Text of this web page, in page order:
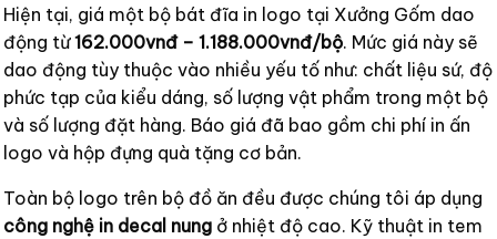
Hiện tại, giá một bộ bát đĩa in logo tại Xưởng Gốm dao
động từ162.000vnđ – 1.188.000vnđ/bộ. Mức giá này sẽ
dao động tùy thuộc vào nhiều yếu tố như: chất liệu sứ, độ
phức tạp của kiểu dáng, số lượng vật phẩm trong một bộ
và số lượng đặt hàng. Báo giá đã bao gồm chi phí in ấn
logo và hộp đựng quà tặng cơ bản.
Toàn bộ logo trên bộ đồ ăn đều được chúng tôi áp dụng
công nghệ in decal nung ở nhiệt độ cao. Kỹ thuật in tem